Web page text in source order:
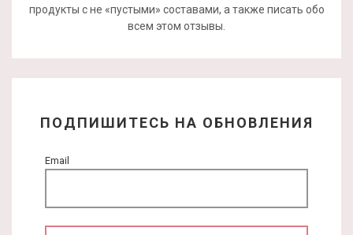
продукты с не «пустыми» составами, а также писать обо
всем этом отзывы.
ПОДПИШИТЕСЬ НА ОБНОВЛЕНИЯ
Email